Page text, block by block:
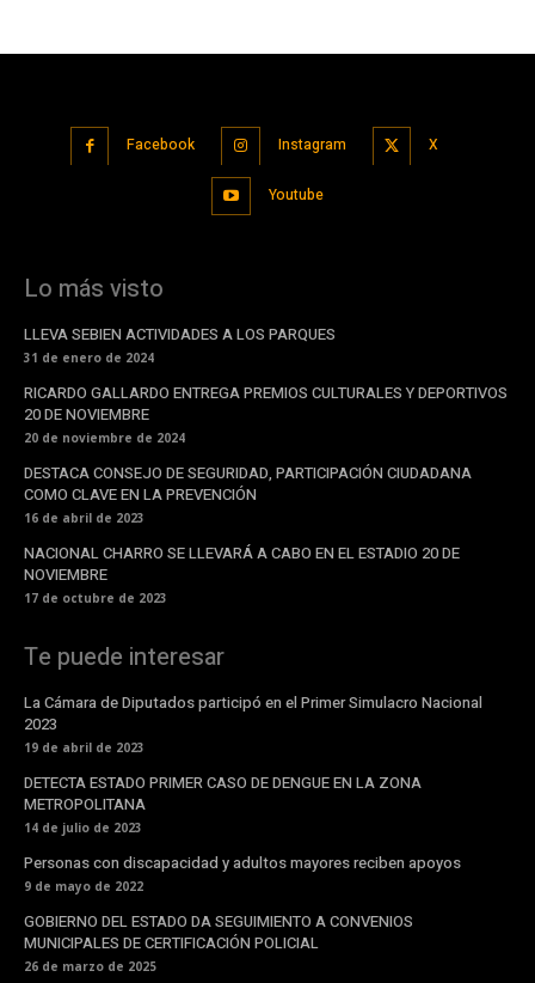
Facebook Instagram X
Youtube
Lo más visto
LLEVA SEBIEN ACTIVIDADES A LOS PARQUES
31 de enero de 2024
RICARDO GALLARDO ENTREGA PREMIOS CULTURALES Y DEPORTIVOS
20 DE NOVIEMBRE
20 de noviembre de 2024
DESTACA CONSEJO DE SEGURIDAD, PARTICIPACIÓN CIUDADANA
COMO CLAVE EN LA PREVENCIÓN
16 de abril de 2023
NACIONAL CHARRO SE LLEVARÁ A CABO EN EL ESTADIO 20 DE
NOVIEMBRE
17 de octubre de 2023
Te puede interesar
La Cámara de Diputados participó en el Primer Simulacro Nacional
2023
19 de abril de 2023
DETECTA ESTADO PRIMER CASO DE DENGUE EN LA ZONA
METROPOLITANA
14 de julio de 2023
Personas con discapacidad y adultos mayores reciben apoyos
9 de mayo de 2022
GOBIERNO DEL ESTADO DA SEGUIMIENTO A CONVENIOS
MUNICIPALES DE CERTIFICACIÓN POLICIAL
26 de marzo de 2025